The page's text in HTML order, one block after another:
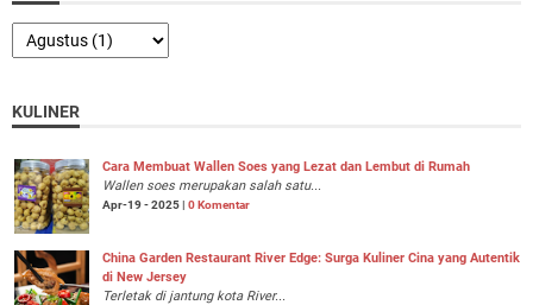
KULINER
Cara Membuat Wallen Soes yang Lezat dan Lembut di Rumah
Wallen soes merupakan salah satu...
Apr-19 - 2025 | 0 Komentar
China Garden Restaurant River Edge: Surga Kuliner Cina yang Autentik
di New Jersey
Terletak di jantung kota River...